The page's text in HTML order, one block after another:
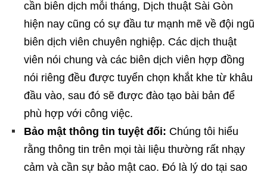
cần biên dịch mỗi tháng, Dịch thuật Sài Gòn
hiện nay cũng có sự đầu tư mạnh mẽ về đội ngũ
biên dịch viên chuyên nghiệp. Các dịch thuật
viên nói chung và các biên dịch viên hợp đồng
nói riêng đều được tuyển chọn khắt khe từ khâu
đầu vào, sau đó sẽ được đào tạo bài bản để
phù hợp với công việc.
Bảo mật thông tin tuyệt đối: Chúng tôi hiểu
rằng thông tin trên mọi tài liệu thường rất nhạy
cảm và cần sự bảo mật cao. Đó là lý do tại sao